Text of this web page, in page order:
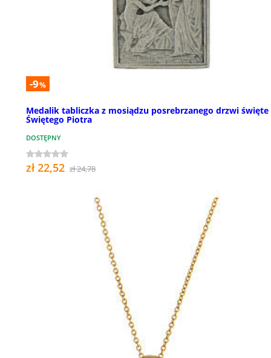
-9%
Medalik tabliczka z mosiądzu posrebrzanego drzwi święte
Świętego Piotra
DOSTĘPNY
zł 22,52 zł 24,78